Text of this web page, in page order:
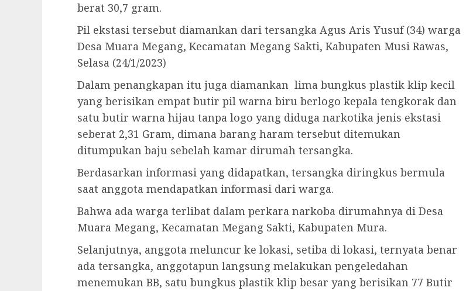
berat 30,7 gram.
Pil ekstasi tersebut diamankan dari tersangka Agus Aris Yusuf (34) warga
Desa Muara Megang, Kecamatan Megang Sakti, Kabupaten Musi Rawas,
Selasa (24/1/2023)
Dalam penangkapan itu juga diamankan lima bungkus plastik klip kecil
yang berisikan empat butir pil warna biru berlogo kepala tengkorak dan
satu butir warna hijau tanpa logo yang diduga narkotika jenis ekstasi
seberat 2,31 Gram, dimana barang haram tersebut ditemukan
ditumpukan baju sebelah kamar dirumah tersangka.
Berdasarkan informasi yang didapatkan, tersangka diringkus bermula
saat anggota mendapatkan informasi dari warga.
Bahwa ada warga terlibat dalam perkara narkoba dirumahnya di Desa
Muara Megang, Kecamatan Megang Sakti, Kabupaten Mura.
Selanjutnya, anggota meluncur ke lokasi, setiba di lokasi, ternyata benar
ada tersangka, anggotapun langsung melakukan pengeledahan
menemukan BB, satu bungkus plastik klip besar yang berisikan 77 Butir